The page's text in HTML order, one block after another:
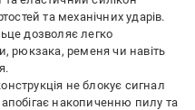
та механічних ударів.
дозволяє легко
рюкзака, ременя чи навіть
не блокує сигнал
накопиченню пилу та